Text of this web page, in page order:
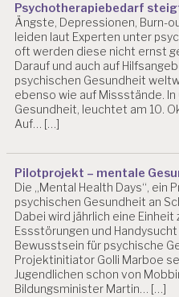
Psychotherapiebedarf
Ängste, Depressionen, Burn-
leiden laut Experten unter
oft werden diese nicht ernst
Darauf und auch auf
psychischen Gesundheit
ebenso wie auf Missstände.
Gesundheit, leuchtet am 10.
Auf… […]
Pilotprojekt – mentale
Die „Mental Health Days“, ein
psychischen Gesundheit an
Dabei wird jährlich eine
Essstörungen und
Bewusstsein für psychische
Projektinitiator Golli Marboe
Jugendlichen schon von
Bildungsminister Martin… […]